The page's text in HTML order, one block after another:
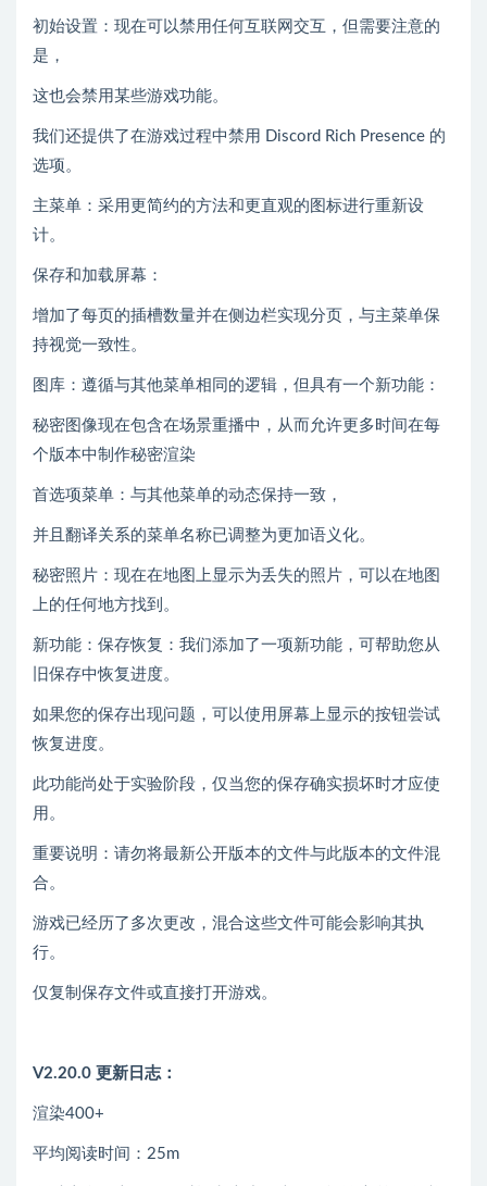
初始设置：现在可以禁用任何互联网交互，但需要注意的
是，
这也会禁用某些游戏功能。
我们还提供了在游戏过程中禁用 Discord Rich Presence 的
选项。
主菜单：采用更简约的方法和更直观的图标进行重新设
计。
保存和加载屏幕：
增加了每页的插槽数量并在侧边栏实现分页，与主菜单保
持视觉一致性。
图库：遵循与其他菜单相同的逻辑，但具有一个新功能：
秘密图像现在包含在场景重播中，从而允许更多时间在每
个版本中制作秘密渲染
首选项菜单：与其他菜单的动态保持一致，
并且翻译关系的菜单名称已调整为更加语义化。
秘密照片：现在在地图上显示为丢失的照片，可以在地图
上的任何地方找到。
新功能：保存恢复：我们添加了一项新功能，可帮助您从
旧保存中恢复进度。
如果您的保存出现问题，可以使用屏幕上显示的按钮尝试
恢复进度。
此功能尚处于实验阶段，仅当您的保存确实损坏时才应使
用。
重要说明：请勿将最新公开版本的文件与此版本的文件混
合。
游戏已经历了多次更改，混合这些文件可能会影响其执
行。
仅复制保存文件或直接打开游戏。
V2.20.0 更新日志：
渲染400+
平均阅读时间：25m